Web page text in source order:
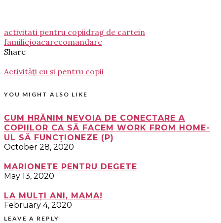
activitati pentru copiidrag de cartein
familiejoacarecomandare
Share
Activități cu și pentru copii
YOU MIGHT ALSO LIKE
CUM HRĂNIM NEVOIA DE CONECTARE A
COPIILOR CA SĂ FACEM WORK FROM HOME-
UL SĂ FUNCȚIONEZE (P)
October 28, 2020
MARIONETE PENTRU DEGETE
May 13, 2020
LA MULȚI ANI, MAMA!
February 4, 2020
LEAVE A REPLY